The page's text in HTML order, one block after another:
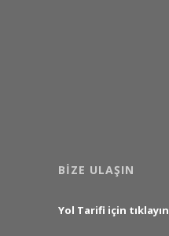
BIZE ULAŞIN
Yol Tarifi için tıklayın